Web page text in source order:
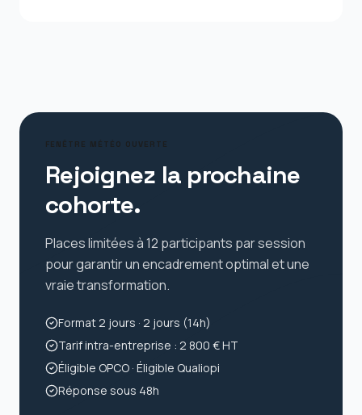
FENÊTRE MÉTÉO OUVERTE
Rejoignez la prochaine
cohorte.
Places limitées à 12 participants par session
pour garantir un encadrement optimal et une
vraie transformation.
Format2 jours · 2 jours (14h)
Tarif intra-entreprise : 2 800 € HT
Éligible OPCO · Éligible Qualiopi
Réponse sous 48h